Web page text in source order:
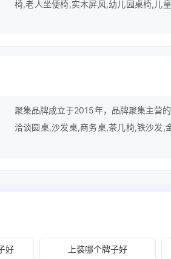
椅,老人坐便椅,实木屏风,幼儿园桌椅,儿
聚集品牌成立于2015年，品牌聚集主营
洽谈圆桌,沙发桌,商务桌,茶几椅,铁沙发,
好 上装哪个牌子好